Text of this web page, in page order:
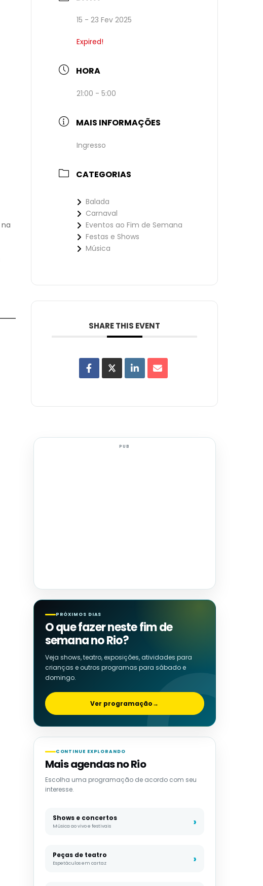
na
15 - 23 Fev 2025
Expired!
HORA
21:00 - 5:00
MAIS INFORMAÇÕES
Ingresso
CATEGORIAS
Balada
Carnaval
Eventos ao Fim de Semana
Festas e Shows
Música
SHARE THIS EVENT
PUB
PRÓXIMOS DIAS
O que fazer neste fim de
semana no Rio?
Veja shows, teatro, exposições, atividades para
crianças e outros programas para sábado e
domingo.
Ver programação→
CONTINUE EXPLORANDO
Mais agendas no Rio
Escolha uma programação de acordo com seu
interesse.
Shows e concertos
Música ao vivo e festivais
Peças de teatro
Espetáculos em cartaz